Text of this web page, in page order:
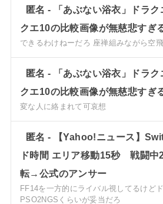
匿名-
「あぶない浴衣」ドラ
クエ10の比較画像が無慈悲すぎ
できるわけねーだろ 座禅組みながら空
匿名-
「あぶない浴衣」ドラ
クエ10の比較画像が無慈悲すぎ
変な人に絡まれて可哀想
匿名-
【Yahoo!ニュース】
ド時間 エリア移動15秒 戦闘
転→公式のアンサー
FF14を一方的にライバル視してるけど
PSO2NGSくらいが妥当だろ